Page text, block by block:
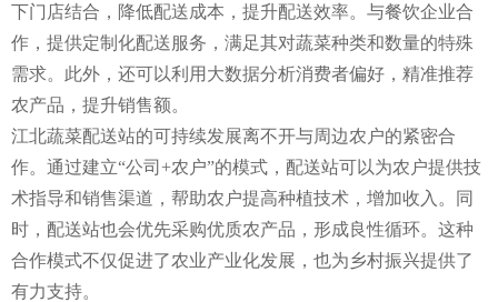
下门店结合，降低配送成本，提升配送效率。与餐饮企业合
作，提供定制化配送服务，满足其对蔬菜种类和数量的特殊
需求。此外，还可以利用大数据分析消费者偏好，精准推荐
农产品，提升销售额。
江北蔬菜配送站的可持续发展离不开与周边农户的紧密合
作。通过建立“公司+农户”的模式，配送站可以为农户提供技
术指导和销售渠道，帮助农户提高种植技术，增加收入。同
时，配送站也会优先采购优质农产品，形成良性循环。这种
合作模式不仅促进了农业产业化发展，也为乡村振兴提供了
有力支持。